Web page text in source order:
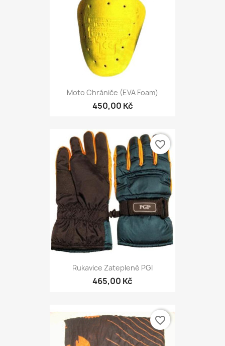
Moto Chrániče (EVA Foam)
450,00 Kč
Rukavice Zateplené PGI
465,00 Kč
favorite_border
favorite_border